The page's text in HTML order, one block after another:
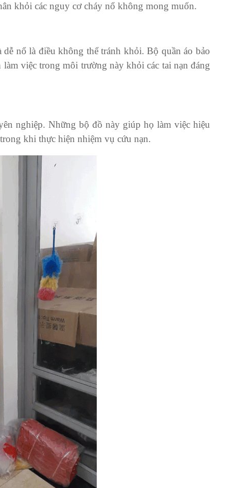
khỏi các nguy cơ cháy nổ không mong muốn.
nổ là điều không thể tránh khỏi. Bộ quần áo bảo
việc trong môi trường này khỏi các tai nạn đáng
nghiệp. Những bộ đồ này giúp họ làm việc hiệu
khi thực hiện nhiệm vụ cứu nạn.